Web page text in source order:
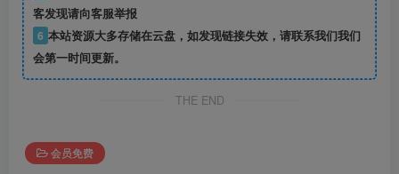
客发现请向客服举报
6 本站资源大多存储在云盘，如发现链接失效，请联系我们我们
会第一时间更新。
THE END
会员免费